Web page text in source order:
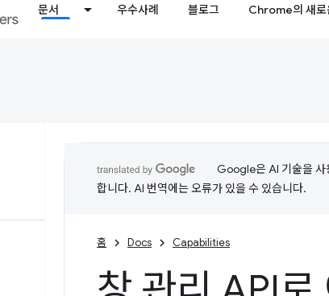
문서 우수사례 블로그 Chrome의 새로
Google은 AI 기술을 사
합니다. AI 번역에는 오류가 있을 수 있습니다.
홈 Docs Capabilities